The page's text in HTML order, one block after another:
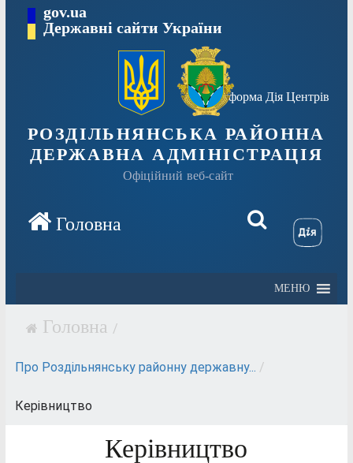
Перейтиgov.ua
Державні сайти України
Платформа Дія Центрів
РОЗДІЛЬНЯНСЬКА РАЙОННА
ДЕРЖАВНА АДМІНІСТРАЦІЯ
Офіційний веб-сайт
МЕНЮ
/
Про Роздільнянську районну державну... /
Керівництво
Керівництво